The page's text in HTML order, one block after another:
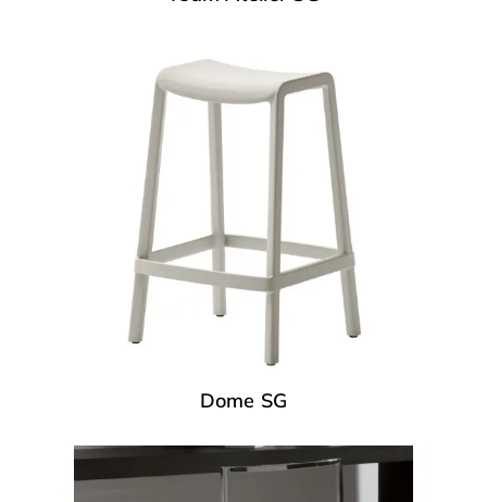
Dome SG